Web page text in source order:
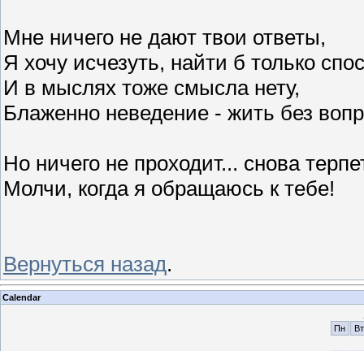
Мне ничего не дают твои ответы,
Я хочу исчезуть, найти б только
И в мыслях тоже смысла нету,
Блаженно неведение - жить без
Но ничего не проходит... снова
Молчи, когда я обращаюсь к тебе!
Вернуться назад.
Calendar
Пн
Вт